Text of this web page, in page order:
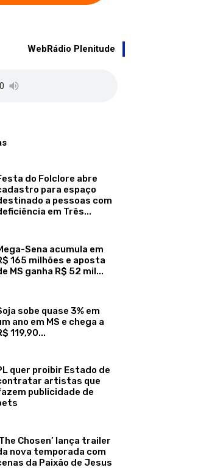
WebRádio Plenitude
do Folclore abre
para espaço
a pessoas com
em Três...
Sena acumula em
165 milhões e aposta
MS ganha R$ 52 mil...
sobe quase 3% em
ano em MS e chega a
119,90...
quer proibir Estado de
artistas que
publicidade de
Chosen’ lança trailer
nova temporada com
da Paixão de Jesus